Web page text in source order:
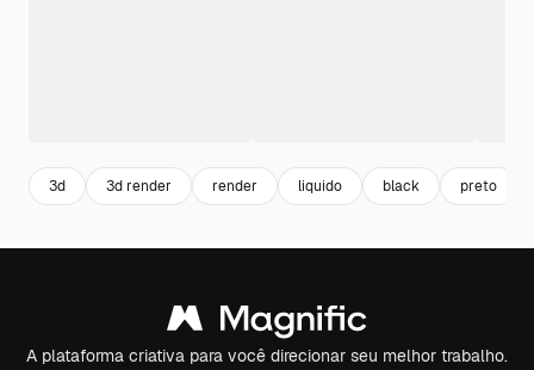
3d 3d render render liquido black preto
A plataforma criativa para você direcionar seu melhor trabalho.